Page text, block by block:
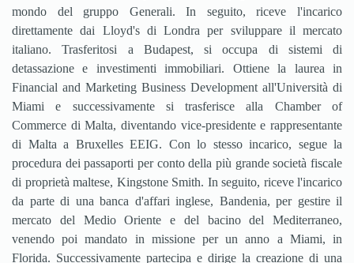
mondo del gruppo Generali. In seguito, riceve l'incarico
direttamente dai Lloyd's di Londra per sviluppare il mercato
italiano. Trasferitosi a Budapest, si occupa di sistemi di
detassazione e investimenti immobiliari. Ottiene la laurea in
Financial and Marketing Business Development all'Università di
Miami e successivamente si trasferisce alla Chamber of
Commerce di Malta, diventando vice-presidente e rappresentante
di Malta a Bruxelles EEIG. Con lo stesso incarico, segue la
procedura dei passaporti per conto della più grande società fiscale
di proprietà maltese, Kingstone Smith. In seguito, riceve l'incarico
da parte di una banca d'affari inglese, Bandenia, per gestire il
mercato del Medio Oriente e del bacino del Mediterraneo,
venendo poi mandato in missione per un anno a Miami, in
Florida. Successivamente partecipa e dirige la creazione di una